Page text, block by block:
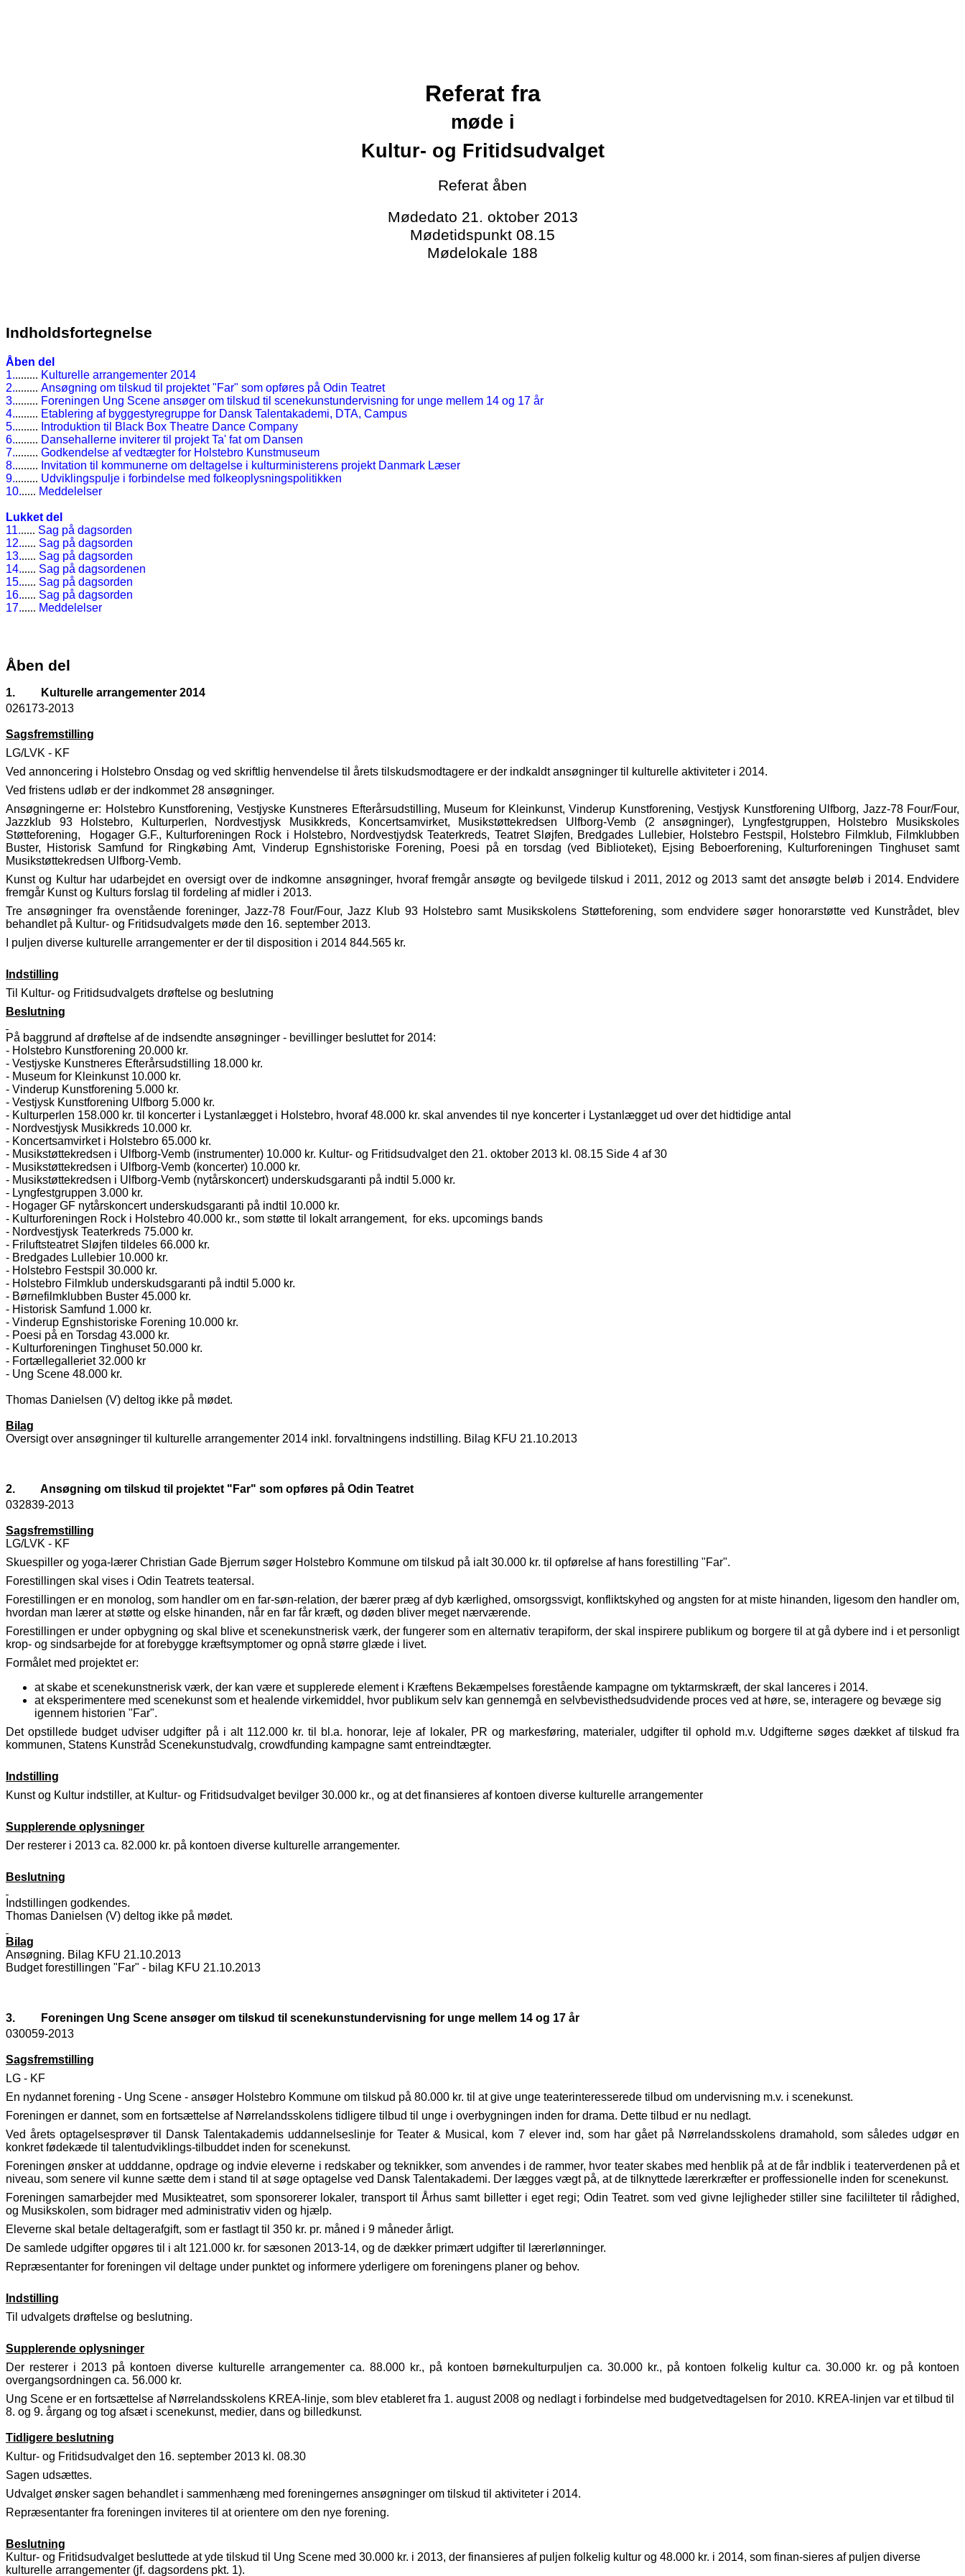
Referat fra
møde i
Kultur- og Fritidsudvalget
Referat åben
Mødedato 21. oktober 2013
Mødetidspunkt 08.15
Mødelokale 188
Indholdsfortegnelse
Åben del
1......... Kulturelle arrangementer 2014
2......... Ansøgning om tilskud til projektet "Far" som opføres på Odin Teatret
3......... Foreningen Ung Scene ansøger om tilskud til scenekunstundervisning for unge mellem 14 og 17 år
4......... Etablering af byggestyregruppe for Dansk Talentakademi, DTA, Campus
5......... Introduktion til Black Box Theatre Dance Company
6......... Dansehallerne inviterer til projekt Ta' fat om Dansen
7......... Godkendelse af vedtægter for Holstebro Kunstmuseum
8......... Invitation til kommunerne om deltagelse i kulturministerens projekt Danmark Læser
9......... Udviklingspulje i forbindelse med folkeoplysningspolitikken
10...... Meddelelser
Lukket del
11...... Sag på dagsorden
12...... Sag på dagsorden
13...... Sag på dagsorden
14...... Sag på dagsordenen
15...... Sag på dagsorden
16...... Sag på dagsorden
17...... Meddelelser
Åben del
1.
Kulturelle arrangementer 2014
026173-2013
Sagsfremstilling
LG/LVK - KF
Ved annoncering i Holstebro Onsdag og ved skriftlig henvendelse til årets tilskudsmodtagere er der indkaldt ansøgninger til kulturelle aktiviteter i 2014.
Ved fristens udløb er der indkommet 28 ansøgninger.
Ansøgningerne er: Holstebro Kunstforening, Vestjyske Kunstneres Efterårsudstilling, Museum for Kleinkunst, Vinderup Kunstforening, Vestjysk Kunstforening Ulfborg, Jazz-78 Four/Four,
Jazzklub 93 Holstebro, Kulturperlen, Nordvestjysk Musikkreds, Koncertsamvirket, Musikstøttekredsen Ulfborg-Vemb (2 ansøgninger), Lyngfestgruppen, Holstebro Musikskoles
Støtteforening, Hogager G.F., Kulturforeningen Rock i Holstebro, Nordvestjydsk Teaterkreds, Teatret Sløjfen, Bredgades Lullebier, Holstebro Festspil, Holstebro Filmklub, Filmklubben
Buster, Historisk Samfund for Ringkøbing Amt, Vinderup Egnshistoriske Forening, Poesi på en torsdag (ved Biblioteket), Ejsing Beboerforening, Kulturforeningen Tinghuset samt
Musikstøttekredsen Ulfborg-Vemb.
Kunst og Kultur har udarbejdet en oversigt over de indkomne ansøgninger, hvoraf fremgår ansøgte og bevilgede tilskud i 2011, 2012 og 2013 samt det ansøgte beløb i 2014. Endvidere
fremgår Kunst og Kulturs forslag til fordeling af midler i 2013.
Tre ansøgninger fra ovenstående foreninger, Jazz-78 Four/Four, Jazz Klub 93 Holstebro samt Musikskolens Støtteforening, som endvidere søger honorarstøtte ved Kunstrådet, blev
behandlet på Kultur- og Fritidsudvalgets møde den 16. september 2013.
I puljen diverse kulturelle arrangementer er der til disposition i 2014 844.565 kr.
Indstilling
Til Kultur- og Fritidsudvalgets drøftelse og beslutning
Beslutning
På baggrund af drøftelse af de indsendte ansøgninger - bevillinger besluttet for 2014:
- Holstebro Kunstforening 20.000 kr.
- Vestjyske Kunstneres Efterårsudstilling 18.000 kr.
- Museum for Kleinkunst 10.000 kr.
- Vinderup Kunstforening 5.000 kr.
- Vestjysk Kunstforening Ulfborg 5.000 kr.
- Kulturperlen 158.000 kr. til koncerter i Lystanlægget i Holstebro, hvoraf 48.000 kr. skal anvendes til nye koncerter i Lystanlægget ud over det hidtidige antal
- Nordvestjysk Musikkreds 10.000 kr.
- Koncertsamvirket i Holstebro 65.000 kr.
- Musikstøttekredsen i Ulfborg-Vemb (instrumenter) 10.000 kr. Kultur- og Fritidsudvalget den 21. oktober 2013 kl. 08.15 Side 4 af 30
- Musikstøttekredsen i Ulfborg-Vemb (koncerter) 10.000 kr.
- Musikstøttekredsen i Ulfborg-Vemb (nytårskoncert) underskudsgaranti på indtil 5.000 kr.
- Lyngfestgruppen 3.000 kr.
- Hogager GF nytårskoncert underskudsgaranti på indtil 10.000 kr.
- Kulturforeningen Rock i Holstebro 40.000 kr., som støtte til lokalt arrangement, for eks. upcomings bands
- Nordvestjysk Teaterkreds 75.000 kr.
- Friluftsteatret Sløjfen tildeles 66.000 kr.
- Bredgades Lullebier 10.000 kr.
- Holstebro Festspil 30.000 kr.
- Holstebro Filmklub underskudsgaranti på indtil 5.000 kr.
- Børnefilmklubben Buster 45.000 kr.
- Historisk Samfund 1.000 kr.
- Vinderup Egnshistoriske Forening 10.000 kr.
- Poesi på en Torsdag 43.000 kr.
- Kulturforeningen Tinghuset 50.000 kr.
- Fortællegalleriet 32.000 kr
- Ung Scene 48.000 kr.
Thomas Danielsen (V) deltog ikke på mødet.
Bilag
Oversigt over ansøgninger til kulturelle arrangementer 2014 inkl. forvaltningens indstilling. Bilag KFU 21.10.2013
2.
Ansøgning om tilskud til projektet "Far" som opføres på Odin Teatret
032839-2013
Sagsfremstilling
LG/LVK - KF
Skuespiller og yoga-lærer Christian Gade Bjerrum søger Holstebro Kommune om tilskud på ialt 30.000 kr. til opførelse af hans forestilling "Far".
Forestillingen skal vises i Odin Teatrets teatersal.
Forestillingen er en monolog, som handler om en far-søn-relation, der bærer præg af dyb kærlighed, omsorgssvigt, konfliktskyhed og angsten for at miste hinanden, ligesom den handler om,
hvordan man lærer at støtte og elske hinanden, når en far får kræft, og døden bliver meget nærværende.
Forestillingen er under opbygning og skal blive et scenekunstnerisk værk, der fungerer som en alternativ terapiform, der skal inspirere publikum og borgere til at gå dybere ind i et personligt
krop- og sindsarbejde for at forebygge kræftsymptomer og opnå større glæde i livet.
Formålet med projektet er:
at skabe et scenekunstnerisk værk, der kan være et supplerede element i Kræftens Bekæmpelses forestående kampagne om tyktarmskræft, der skal lanceres i 2014.
at eksperimentere med scenekunst som et healende virkemiddel, hvor publikum selv kan gennemgå en selvbevisthedsudvidende proces ved at høre, se, interagere og bevæge sig
igennem historien "Far".
Det opstillede budget udviser udgifter på i alt 112.000 kr. til bl.a. honorar, leje af lokaler, PR og markesføring, materialer, udgifter til ophold m.v. Udgifterne søges dækket af tilskud fra
kommunen, Statens Kunstråd Scenekunstudvalg, crowdfunding kampagne samt entreindtægter.
Indstilling
Kunst og Kultur indstiller, at Kultur- og Fritidsudvalget bevilger 30.000 kr., og at det finansieres af kontoen diverse kulturelle arrangementer
Supplerende oplysninger
Der resterer i 2013 ca. 82.000 kr. på kontoen diverse kulturelle arrangementer.
Beslutning
Indstillingen godkendes.
Thomas Danielsen (V) deltog ikke på mødet.
Bilag
Ansøgning. Bilag KFU 21.10.2013
Budget forestillingen "Far" - bilag KFU 21.10.2013
3.
Foreningen Ung Scene ansøger om tilskud til scenekunstundervisning for unge mellem 14 og 17 år
030059-2013
Sagsfremstilling
LG - KF
En nydannet forening - Ung Scene - ansøger Holstebro Kommune om tilskud på 80.000 kr. til at give unge teaterinteresserede tilbud om undervisning m.v. i scenekunst.
Foreningen er dannet, som en fortsættelse af Nørrelandsskolens tidligere tilbud til unge i overbygningen inden for drama. Dette tilbud er nu nedlagt.
Ved årets optagelsesprøver til Dansk Talentakademis uddannelseslinje for Teater & Musical, kom 7 elever ind, som har gået på Nørrelandsskolens dramahold, som således udgør en
konkret fødekæde til talentudviklings-tilbuddet inden for scenekunst.
Foreningen ønsker at udddanne, opdrage og indvie eleverne i redskaber og teknikker, som anvendes i de rammer, hvor teater skabes med henblik på at de får indblik i teaterverdenen på et
niveau, som senere vil kunne sætte dem i stand til at søge optagelse ved Dansk Talentakademi. Der lægges vægt på, at de tilknyttede lærerkræfter er proffessionelle inden for scenekunst.
Foreningen samarbejder med Musikteatret, som sponsorerer lokaler, transport til Århus samt billetter i eget regi; Odin Teatret. som ved givne lejligheder stiller sine facililteter til rådighed,
og Musikskolen, som bidrager med administrativ viden og hjælp.
Eleverne skal betale deltagerafgift, som er fastlagt til 350 kr. pr. måned i 9 måneder årligt.
De samlede udgifter opgøres til i alt 121.000 kr. for sæsonen 2013-14, og de dækker primært udgifter til lærerlønninger.
Repræsentanter for foreningen vil deltage under punktet og informere yderligere om foreningens planer og behov.
Indstilling
Til udvalgets drøftelse og beslutning.
Supplerende oplysninger
Der resterer i 2013 på kontoen diverse kulturelle arrangementer ca. 88.000 kr., på kontoen børnekulturpuljen ca. 30.000 kr., på kontoen folkelig kultur ca. 30.000 kr. og på kontoen
overgangsordningen ca. 56.000 kr.
Ung Scene er en fortsættelse af Nørrelandsskolens KREA-linje, som blev etableret fra 1. august 2008 og nedlagt i forbindelse med budgetvedtagelsen for 2010. KREA-linjen var et tilbud til
8. og 9. årgang og tog afsæt i scenekunst, medier, dans og billedkunst.
Tidligere beslutning
Kultur- og Fritidsudvalget den 16. september 2013 kl. 08.30
Sagen udsættes.
Udvalget ønsker sagen behandlet i sammenhæng med foreningernes ansøgninger om tilskud til aktiviteter i 2014.
Repræsentanter fra foreningen inviteres til at orientere om den nye forening.
Beslutning
Kultur- og Fritidsudvalget besluttede at yde tilskud til Ung Scene med 30.000 kr. i 2013, der finansieres af puljen folkelig kultur og 48.000 kr. i 2014, som finan-sieres af puljen diverse
kulturelle arrangementer (jf. dagsordens pkt. 1).